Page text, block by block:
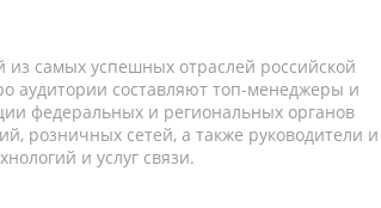
из самых успешных отраслей российской
аудитории составляют топ-менеджеры и
федеральных и региональных органов
розничных сетей, а также руководители и
и услуг связи.